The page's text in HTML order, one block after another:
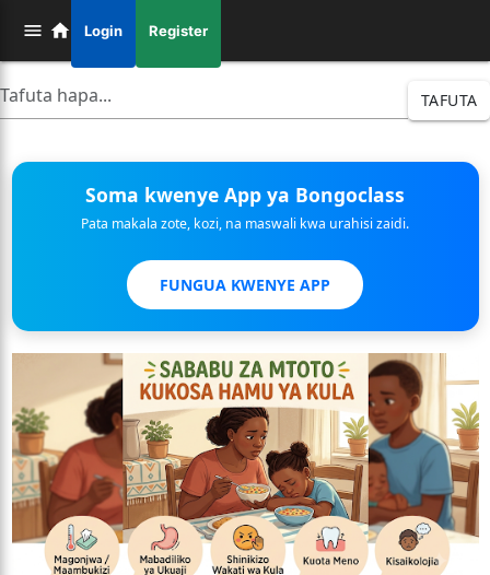
Login Register
TAFUTA
Soma kwenye App ya Bongoclass
Pata makala zote, kozi, na maswali kwa urahisi zaidi.
FUNGUA KWENYE APP